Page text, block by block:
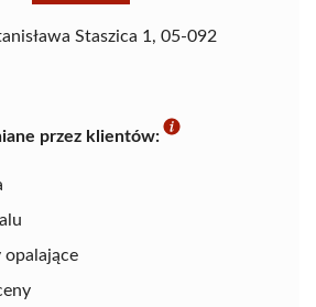
Staszica 1, 05-092
przez klientów:
opalające